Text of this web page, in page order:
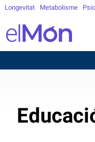
Longevitat Metabolisme